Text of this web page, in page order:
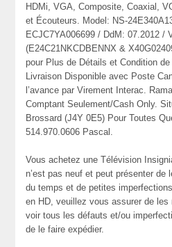
HDMi, VGA, Composite, Coaxial,
et Écouteurs. Model: NS-
ECJC7YA006699 / DdM: 07.2012 /
(E24C21NKCDBENNX &
pour Plus de Détails et Condition
Livraison Disponible avec Poste
l’avance par Virement Interac.
Comptant Seulement/Cash Only.
Brossard (J4Y 0E5) Pour Toutes
514.970.0606 Pascal.
Vous achetez une Télévision
n’est pas neuf et peut présenter de
du temps et de petites
en HD, veuillez vous assurer de les
voir tous les défauts et/ou
de le faire expédier.